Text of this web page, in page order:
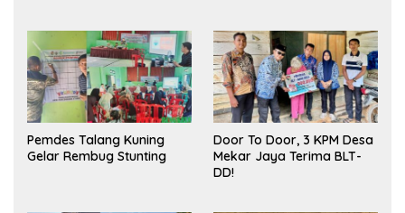
Pasar
Pemdes Talang Kuning
Gelar Rembug Stunting
Door To Door, 3 KPM Desa
Mekar Jaya Terima BLT-
DD!